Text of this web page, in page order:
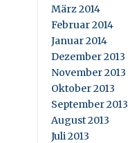
März 2014
Februar 2014
Januar 2014
Dezember 2013
November 2013
Oktober 2013
September 2013
August 2013
Juli 2013